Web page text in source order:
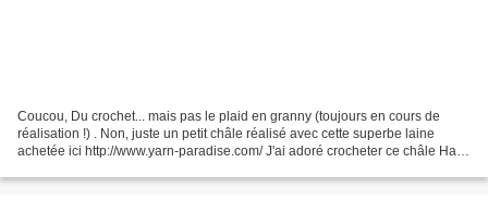
Coucou, Du crochet... mais pas le plaid en granny (toujours en cours de
réalisation !) . Non, juste un petit châle réalisé avec cette superbe laine
achetée ici http://www.yarn-paradise.com/ J'ai adoré crocheter ce châle Half